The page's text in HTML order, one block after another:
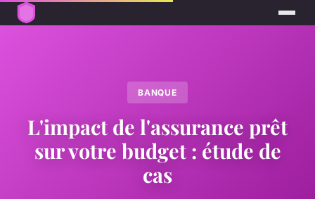
BANQUE
L'impact de l'assurance prêt
sur votre budget : étude de
cas